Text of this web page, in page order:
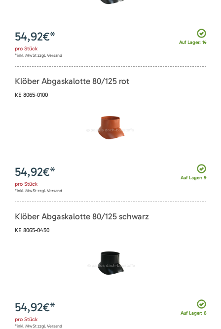
Auf Lager: 14
54,92€*
pro Stück
*inkl. MwSt zzgl. Versand
Klöber Abgaskalotte 80/125 rot
KE 8065-0100
Auf Lager: 9
54,92€*
pro Stück
*inkl. MwSt zzgl. Versand
Klöber Abgaskalotte 80/125 schwarz
KE 8065-0450
Auf Lager: 6
54,92€*
pro Stück
*inkl. MwSt zzgl. Versand